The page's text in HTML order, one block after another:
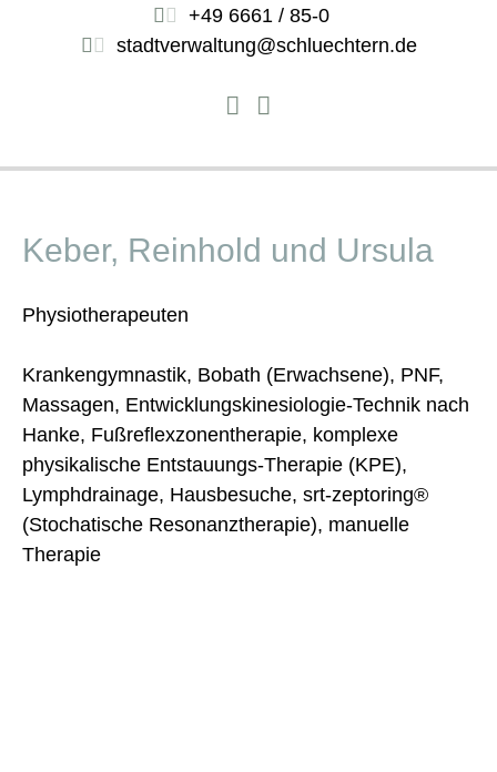
+49 6661 / 85-0
stadtverwaltung@schluechtern.de
Keber, Reinhold und Ursula
Physiotherapeuten
Krankengymnastik, Bobath (Erwachsene), PNF,
Massagen, Entwicklungskinesiologie-Technik nach
Hanke, Fußreflexzonentherapie, komplexe
physikalische Entstauungs-Therapie (KPE),
Lymphdrainage, Hausbesuche, srt-zeptoring®
(Stochatische Resonanztherapie), manuelle
Therapie